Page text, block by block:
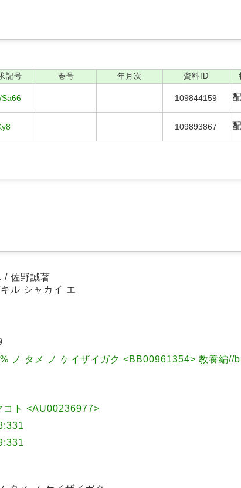
記号 巻号 年月次 資料ID
Sa66 109844159
109893867
/ 佐野誠著
ル シャカイ エ
ノ タメ ノ ケイザイガク <BB00961354> 教養編//b
ト <AU00236977>